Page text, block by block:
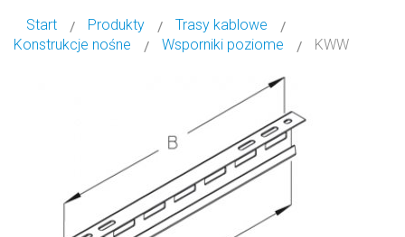
Start Produkty
Trasy kablowe
Konstrukcje nośne
Wsporniki poziome KWW